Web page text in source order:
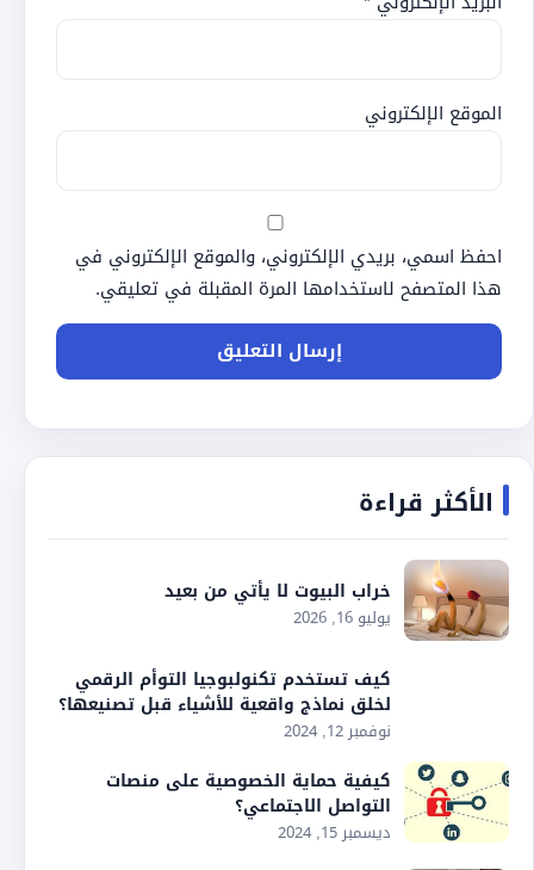
الموقع الإلكتروني
احفظ اسمي، بريدي الإلكتروني، والموقع الإلكتروني في
هذا المتصفح لاستخدامها المرة المقبلة في تعليقي.
الأكثر قراءة
خراب البيوت لا يأتي من بعيد
يوليو 16, 2026
كيف تستخدم تكنولبوجيا التوأم الرقمي
لخلق نماذج واقعية للأشياء قبل تصنيعها؟
نوفمبر 12, 2024
كيفية حماية الخصوصية على منصات
التواصل الاجتماعي؟
ديسمبر 15, 2024